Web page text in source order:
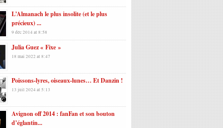
L’Almanach le plus insolite (et le plus
précieux) ...
9 déc 2014 at 8:58
Julia Guez « Fixe »
18 mai 2022 at 8:47
Poissons-lyres, oiseaux-lunes… Et Danzin !
13 juil 2024 at 5:13
Avignon off 2014 : fanFan et son bouton
d’églantin...